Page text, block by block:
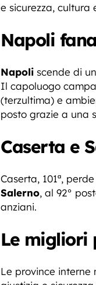
e sicurezza, cultura
Napoli
Napoli scende di
Il capoluogo
(terzultima) e
posto grazie a una
Caserta e
Caserta, 101ª,
Salerno, al 92°
anziani.
Le migliori
Le province interne